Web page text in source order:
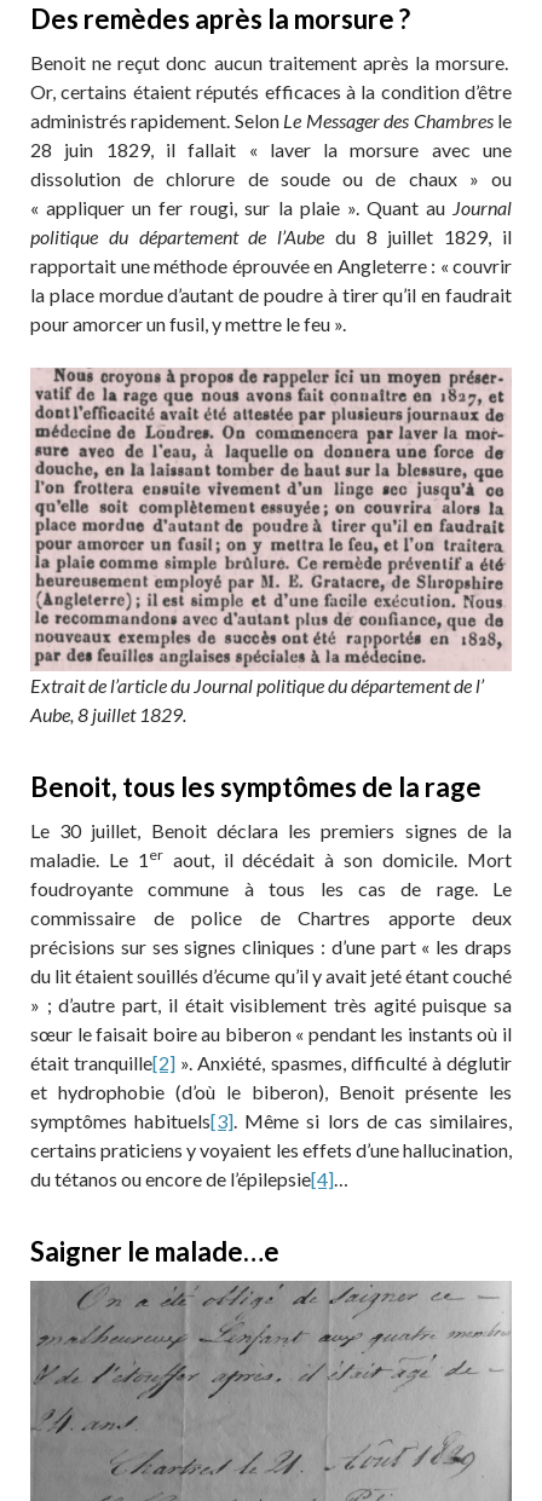
Des remèdes après la morsure ?
Benoit ne reçut donc aucun traitement après la morsure.
Or, certains étaient réputés efficaces à la condition d’être
administrés rapidement. Selon Le Messager des Chambresle
28 juin 1829, il fallait « laver la morsure avec une
dissolution de chlorure de soude ou de chaux » ou
« appliquer un fer rougi, sur la plaie ». Quant au Journal
politique du département de l’Aube du 8 juillet 1829, il
rapportait une méthode éprouvée en Angleterre : « couvrir
la place mordue d’autant de poudre à tirer qu’il en faudrait
pour amorcer un fusil, y mettre le feu ».
Extrait de l’article du Journal politique du département de l’
Aube, 8 juillet 1829.
Benoit, tous les symptômes de la rage
Le 30 juillet, Benoit déclara les premiers signes de la
maladie. Le 1 eraout, il décédait à son domicile. Mort
foudroyante commune à tous les cas de rage. Le
commissaire de police de Chartres apporte deux
précisions sur ses signes cliniques : d’une part « les draps
du lit étaient souillés d’écume qu’il y avait jeté étant couché
» ; d’autre part, il était visiblement très agité puisque sa
sœur le faisait boire au biberon « pendant les instants où il
était tranquille[2] ». Anxiété, spasmes, difficulté à déglutir
et hydrophobie (d’où le biberon), Benoit présente les
symptômes habituels[3]. Même si lors de cas similaires,
certains praticiens y voyaient les effets d’une hallucination,
du tétanos ou encore de l’épilepsie[4]…
Saigner le malade…e